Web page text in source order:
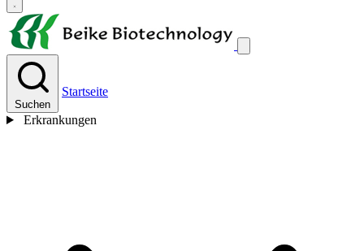
Suchen
Startseite
Erkrankungen